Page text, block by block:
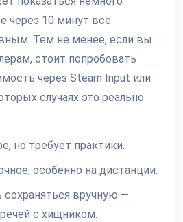
через 10 минут всё
Тем не менее, если вы
стоит попробовать
через Steam Input или
случаях это реально
но требует практики.
особенно на дистанции.
вручную —
с хищником.